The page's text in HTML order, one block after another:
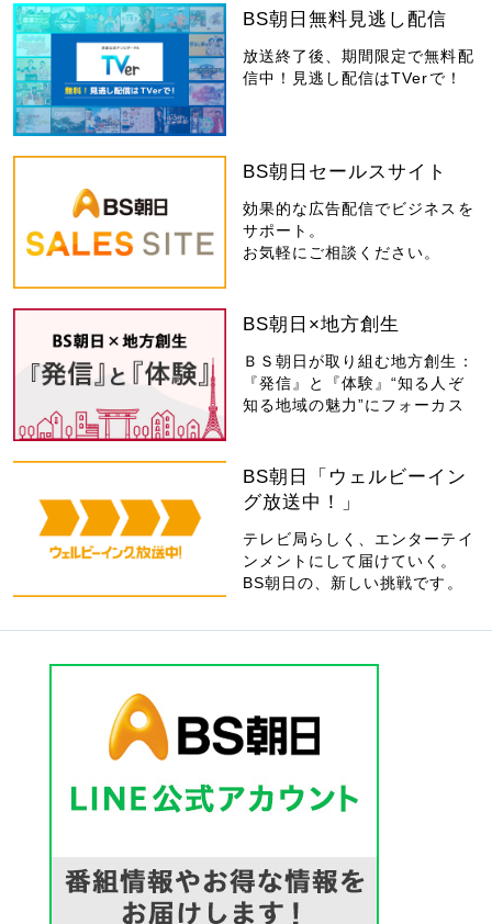
BS朝日無料見逃し配信
放送終了後、期間限定で無料配
信中！見逃し配信はTVerで！
BS朝日セールスサイト
効果的な広告配信でビジネスを
サポート。
お気軽にご相談ください。
BS朝日×地方創生
ＢＳ朝日が取り組む地方創生：
『発信』と『体験』“知る人ぞ
知る地域の魅力”にフォーカス
BS朝日「ウェルビーイン
グ放送中！」
テレビ局らしく、エンターテイ
ンメントにして届けていく。
BS朝日の、新しい挑戦です。